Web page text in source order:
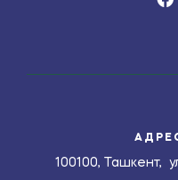
100100, Ташкент,